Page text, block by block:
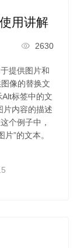
用讲解
2630
提供图片和
像的替换文
标签中的文
片内容的描述
个例子中，
”的文本。